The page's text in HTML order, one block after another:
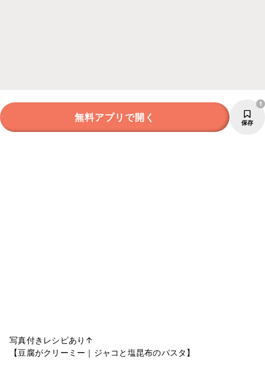
無料アプリで開く 保存
1
写真付きレシピあり↑
【豆腐がクリーミー｜ジャコと塩昆布のパスタ】